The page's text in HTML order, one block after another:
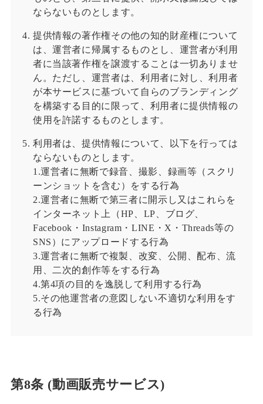
ならないものとします。
提供情報の著作権その他の知的財産権について
は、運営者に帰属するものとし、運営者が利用
者に当該著作権を譲渡することは一切ありませ
ん。ただし、運営者は、利用者に対し、利用者
が本サービスに基づいて自らのブランディング
を構築する目的に限って、利用者に提供情報の
使用を許諾するものとします。
利用者は、提供情報について、以下を行っては
ならないものとします。
1.運営者に無断で録音、撮影、録画等（スクリ
ーンショットを含む）をする行為
2.運営者に無断で第三者に開示し又はこれらを
インターネット上（HP、LP、ブログ、
Facebook・Instagram・LINE・X・Threads等の
SNS）にアップロードする行為
3.運営者に無断で複製、改変、公開、配布、流
用、二次的創作等をする行為
4.第4項の目的を逸脱して利用する行為
5.その他運営者の意図しない不適切な利用をす
る行為
第8条 (動画販売サービス)